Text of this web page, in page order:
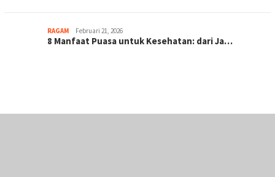
RAGAM Februari 21, 2026
8 Manfaat Puasa untuk Kesehatan: dari Ja…